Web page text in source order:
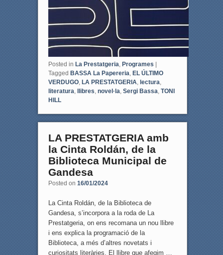
Posted in La Prestatgeria, Programes
Tagged BASSA La Papereria, EL ÚLTIMO
VERDUGO, LA PRESTATGERIA, lectura,
literatura, llibres, novel·la, Sergi Bassa, TONI
HILL
LA PRESTATGERIA amb
la Cinta Roldán, de la
Biblioteca Municipal de
Gandesa
Posted on 16/01/2024
La Cinta Roldán, de la Biblioteca de
Gandesa, s’incorpora a la roda de La
Prestatgeria, on ens recomana un nou llibre
i ens explica la programació de la
Biblioteca, a més d’altres novetats i
curiositats literàries. El llibre que afegim …